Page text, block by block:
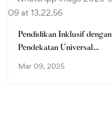
Pendidikan Inklusif dengan
Pendekatan Universal
Mar 09, 2025